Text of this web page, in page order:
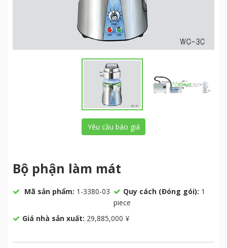
Yêu cầu báo giá
Bộ phận làm mát
Mã sản phẩm: 1-3380-03 Quy cách (Đóng gói): 1
piece
Giá nhà sản xuất: 29,885,000 ¥